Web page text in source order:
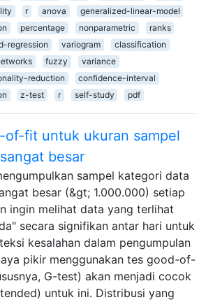
r anova
generalized-linear-model
percentage nonparametric
ranks
regression
variogram
classification
fuzzy
variance
reduction
confidence-interval
z-test r self-study pdf
of-fit untuk ukuran sampel
besar
sampel kategori data
besar (&gt; 1.000.000) setiap
ingin melihat data yang terlihat
secara signifikan antar hari untuk
kesalahan dalam pengumpulan
pikir menggunakan tes good-of-
G-test) akan menjadi cocok
untuk ini. Distribusi yang